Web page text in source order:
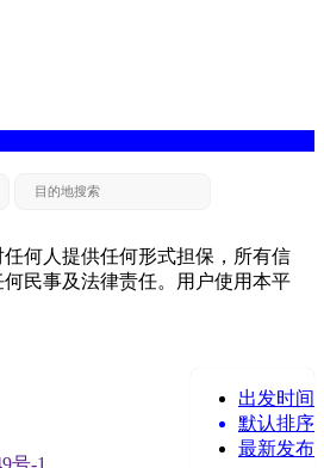
何人提供任何形式担保，所有信
民事及法律责任。用户使用本平
出发时间
默认排序
最新发布
号-1